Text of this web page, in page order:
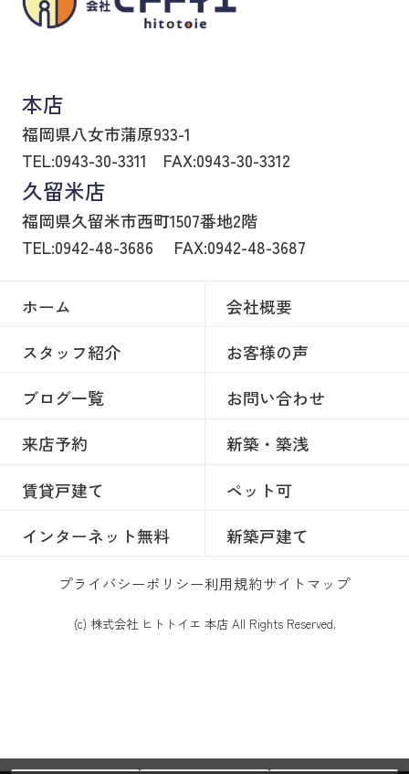
本店
福岡県八女市蒲原933-1
TEL:0943-30-3311
FAX:0943-30-3312
久留米店
福岡県久留米市西町1507番地2階
TEL:0942-48-3686
FAX:0942-48-3687
ホーム
会社概要
スタッフ紹介
お客様の声
ブログ一覧
お問い合わせ
来店予約
新築・築浅
賃貸戸建て
ペット可
インターネット無料
新築戸建て
プライバシーポリシー利用規約サイトマップ
(c) 株式会社 ヒトトイエ 本店 All Rights Reserved.